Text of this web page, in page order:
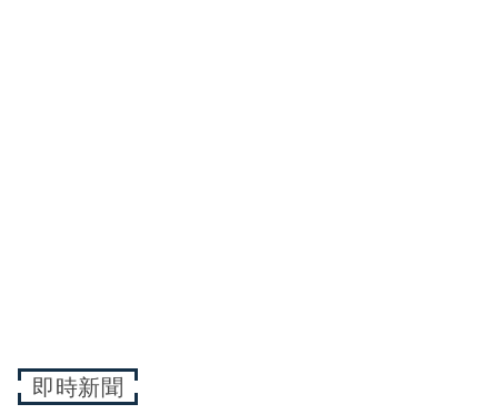
即時新聞